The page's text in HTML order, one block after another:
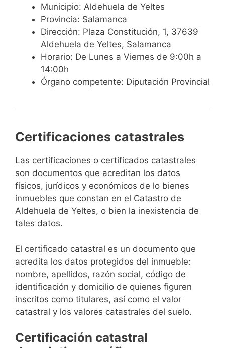
Municipio: Aldehuela de Yeltes
Provincia: Salamanca
Dirección: Plaza Constitución, 1, 37639
Aldehuela de Yeltes, Salamanca
Horario: De Lunes a Viernes de 9:00h a
14:00h
Órgano competente: Diputación Provincial
Certificaciones catastrales
Las certificaciones o certificados catastrales
son documentos que acreditan los datos
físicos, jurídicos y económicos de lo bienes
inmuebles que constan en el Catastro de
Aldehuela de Yeltes, o bien la inexistencia de
tales datos.
El certificado catastral es un documento que
acredita los datos protegidos del inmueble:
nombre, apellidos, razón social, código de
identificación y domicilio de quienes figuren
inscritos como titulares, así como el valor
catastral y los valores catastrales del suelo.
Certificación catastral